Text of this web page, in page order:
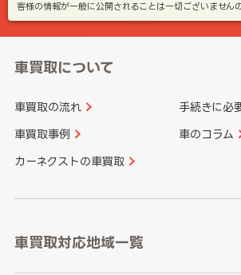
客様の情報が一般に公開されることは一切ございません
車買取について
車買取の流れ 手続きに必
車買取事例 車のコラム
カーネクストの車買取
車買取対応地域一覧